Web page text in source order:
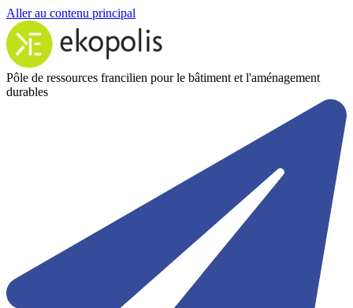
Aller au contenu principal
Pôle de ressources francilien pour le bâtiment et l'aménagement
durables